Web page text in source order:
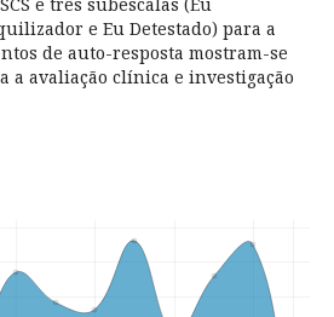
e Eu Detestado) para a
de auto-resposta mostram-se
a avaliação clínica e investigação